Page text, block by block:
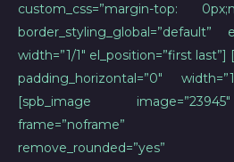
custom_css=”margin-top:
border_styling_global=”default”
width=”1/1″ el_position=”first last”]
padding_horizontal=”0″
[spb_image
frame=”noframe”